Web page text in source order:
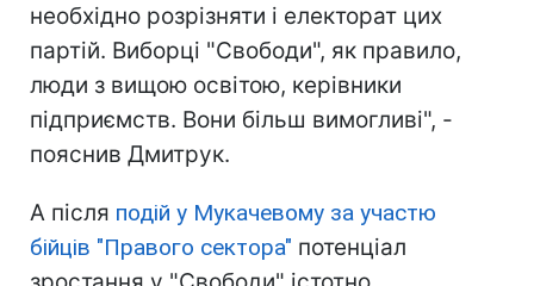
необхідно розрізняти і електорат цих
партій. Виборці "Свободи", як правило,
люди з вищою освітою, керівники
підприємств. Вони більш вимогливі", -
пояснив Дмитрук.
А після подій у Мукачевому за участю
бійців "Правого сектора" потенціал